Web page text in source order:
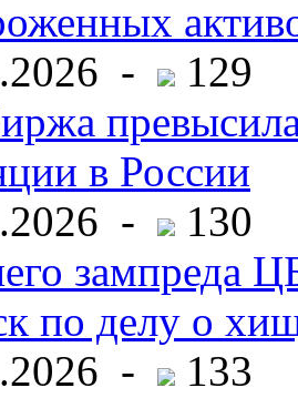
-
129
в России
-
130
зампреда
по делу о
-
133